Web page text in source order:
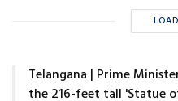
Telangana | Prime
the 216-feet tall 'Statue